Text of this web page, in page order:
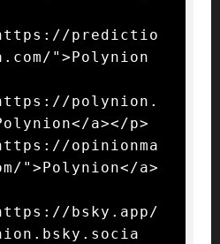
predictio
">Polynion
polynion.
a></p>
opinionma
">Polynion</a>
bsky.app/